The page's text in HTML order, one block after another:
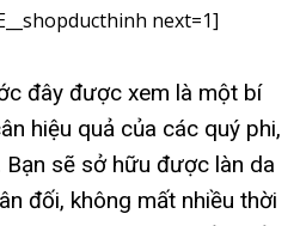
next=1]
đây được xem là một bí
hiệu quả của các quý phi,
sẽ sở hữu được làn da
đối, không mất nhiều thời